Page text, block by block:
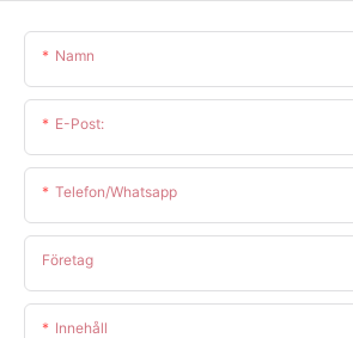
Namn
E-Post:
Telefon/whatsapp
Företag
Innehåll